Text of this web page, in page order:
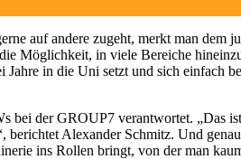
auf andere zugeht, merkt man dem
Möglichkeit, in viele Bereiche
in die Uni setzt und sich einfach
der GROUP7 verantwortet. „Das
Alexander Schmitz. Und
ins Rollen bringt, von der man